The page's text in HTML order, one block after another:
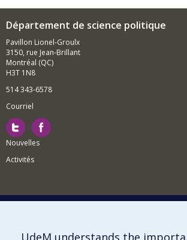
Département de science politique
Pavillon Lionel-Groulx
3150, rue Jean-Brillant
Montréal (QC)
H3T 1N8
514 343-6578
Courriel
Nouvelles
Activités
Comment soutenir le Département?
UdeM understands the